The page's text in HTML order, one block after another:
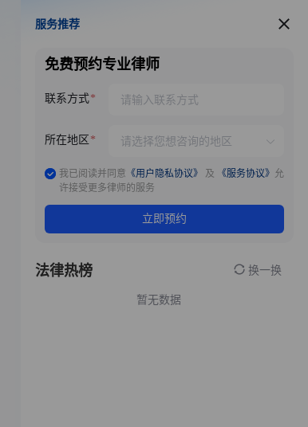
服务推荐
服务推荐
免费预约专业律师
联系方式
所在地区
我已阅读并同意 《用户隐私协议》 及 《服务协议》 允
许接受更多律师的服务
立即预约
法律热榜 换一换
暂无数据